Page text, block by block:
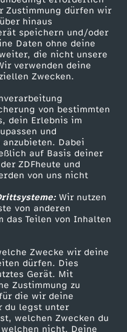
Zustimmung dürfen wir
hinaus
speichern und/oder
Daten ohne deine
die nicht unsere
verwenden deine
Zwecken.
von bestimmten
dein Erlebnis im
und
Dabei
auf Basis deiner
ZDFheute und
von uns nicht
Wir nutzen
von anderen
das Teilen von Inhalten
Zwecke wir deine
dürfen. Dies
Gerät. Mit
Zustimmung zu
die wir deine
du legst unter
welchen Zwecken du
nicht. Deine
Kontakt zum ZDF